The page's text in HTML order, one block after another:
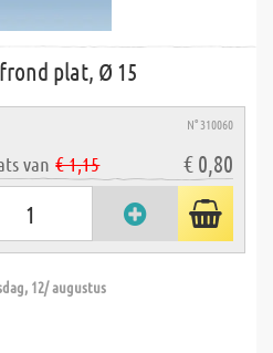
plat, Ø 15
N° 310060
van € 1,15 € 0,80
12/ augustus